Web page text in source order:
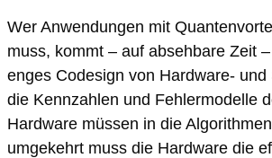
Wer Anwendungen mit
muss, kommt – auf absehbare Zeit
enges Codesign von Hardware- und
die Kennzahlen und Fehlermodelle
Hardware müssen in die
umgekehrt muss die Hardware die